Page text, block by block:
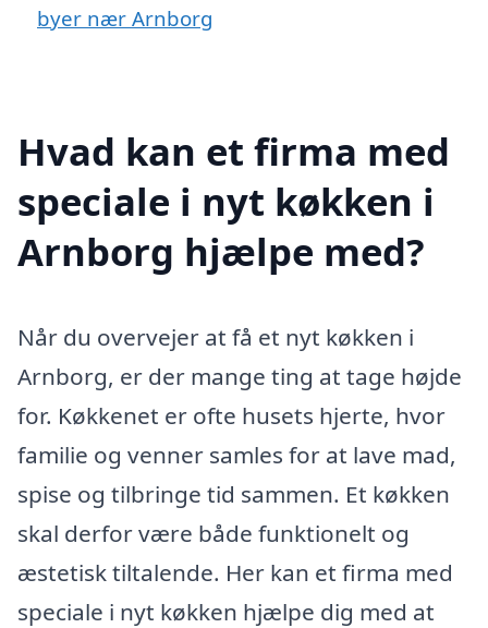
byer nær Arnborg
Hvad kan et firma med
speciale i nyt køkken i
Arnborg hjælpe med?
Når du overvejer at få et nyt køkken i
Arnborg, er der mange ting at tage højde
for. Køkkenet er ofte husets hjerte, hvor
familie og venner samles for at lave mad,
spise og tilbringe tid sammen. Et køkken
skal derfor være både funktionelt og
æstetisk tiltalende. Her kan et firma med
speciale i nyt køkken hjælpe dig med at